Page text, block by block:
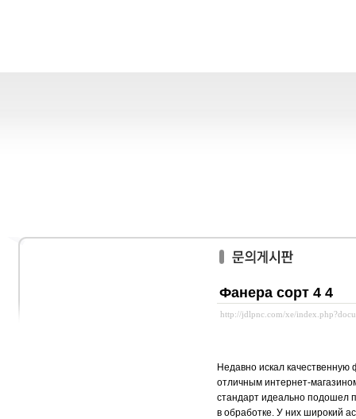
Фанера сорт 4 4
http://jdlpnc.com/xe/
Недавно искал
отличным интернет-
стандарт идеально подошел
в обработке. У них широкий